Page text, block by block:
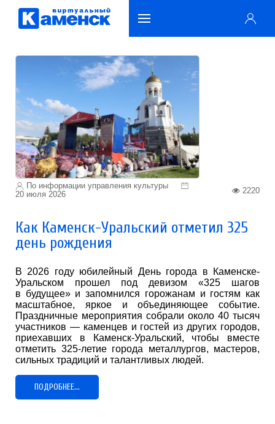
По информации управления культуры
20 июля 2026
2220
Как Каменск-Уральский отметил 325
день рождения
В 2026 году юбилейный День города в Каменске-
Уральском прошел под девизом «325 шагов
в будущее» и запомнился горожанам и гостям как
масштабное, яркое и объединяющее событие.
Праздничные мероприятия собрали около 40 тысяч
участников — каменцев и гостей из других городов,
приехавших в Каменск-Уральский, чтобы вместе
отметить 325-летие города металлургов, мастеров,
сильных традиций и талантливых людей.
ПОДРОБНЕЕ...